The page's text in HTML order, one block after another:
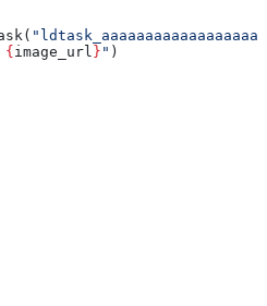
{image_url } " )